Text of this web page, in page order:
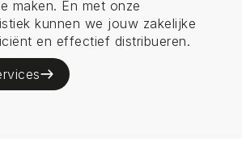
maken. En met onze
kunnen we jouw zakelijke
en effectief distribueren.